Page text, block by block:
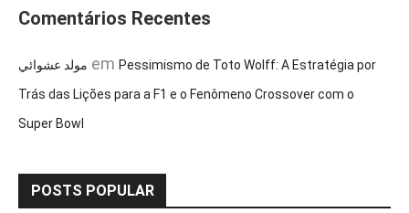
Comentários Recentes
مولد عشوائي em Pessimismo de Toto Wolff: A Estratégia por
Trás das Lições para a F1 e o Fenômeno Crossover com o
Super Bowl
POSTS POPULAR